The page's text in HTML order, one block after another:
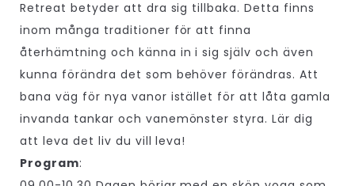
Retreat betyder att dra sig tillbaka. Detta finns
inom många traditioner för att finna
återhämtning och känna in i sig själv och även
kunna förändra det som behöver förändras. Att
bana väg för nya vanor istället för att låta gamla
invanda tankar och vanemönster styra. Lär dig
att leva det liv du vill leva!
Program: